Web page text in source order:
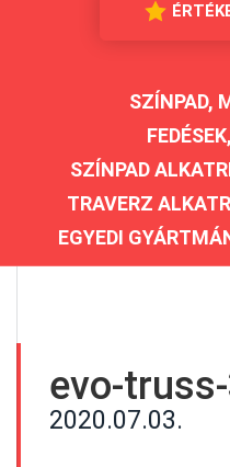
SZÍNPAD,
SZÍNPAD
TRAVERZ
EGYEDI
evo-
2020.07.03.